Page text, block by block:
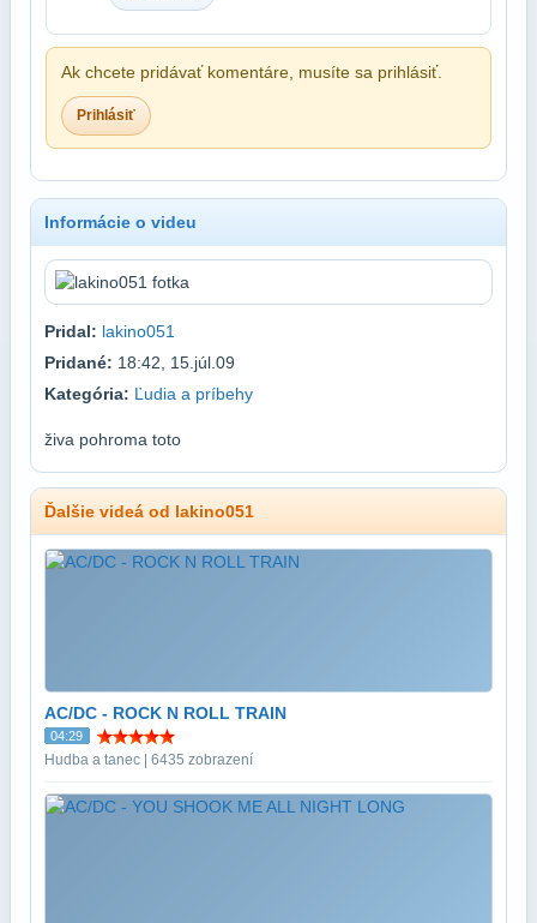
Ak chcete pridávať komentáre, musíte sa prihlásiť.
Prihlásiť
Informácie o videu
Pridal: lakino051
Pridané: 18:42, 15.júl.09
Kategória: Ľudia a príbehy
živa pohroma toto
Ďalšie videá od lakino051
AC/DC - ROCK N ROLL TRAIN
04:29
Hudba a tanec | 6435 zobrazení